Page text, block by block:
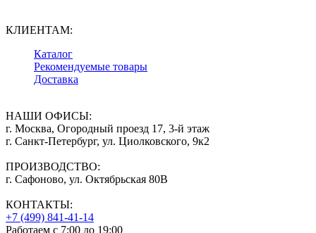
КЛИЕНТАМ:
Каталог
Рекомендуемые товары
Доставка
НАШИ ОФИСЫ:
г. Москва, Огородный проезд 17, 3-й этаж
г. Санкт-Петербург, ул. Циолковского, 9к2
ПРОИЗВОДСТВО:
г. Сафоново, ул. Октябрьская 80В
КОНТАКТЫ:
+7 (499) 841-41-14
Работаем с 7:00 до 19:00